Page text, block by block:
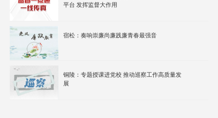
平台 发挥监督大作用
宿松：奏响崇廉尚廉践廉青春最强音
铜陵：专题授课进党校 推动巡察工作高质量发
展